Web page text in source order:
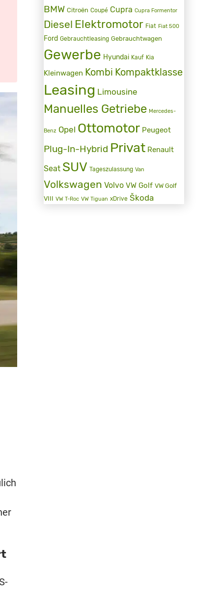
BMW Citroën Coupé Cupra Cupra Formentor
Diesel Elektromotor Fiat Fiat 500
Ford Gebrauchtleasing Gebrauchtwagen
Gewerbe Hyundai Kauf Kia
Kleinwagen Kombi Kompaktklasse
Leasing Limousine
Manuelles Getriebe Mercedes-
Benz Opel Ottomotor Peugeot
Plug-In-Hybrid Privat Renault
Seat SUV Tageszulassung Van
Volkswagen Volvo VW Golf VW Golf
VIII VW T-Roc VW Tiguan xDrive Škoda